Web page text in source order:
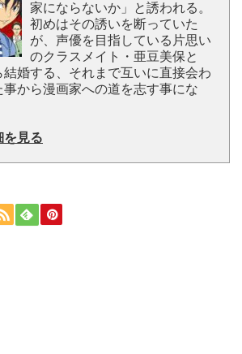
家にならないか」と誘われる。
初めはその誘いを断っていた
が、声優を目指している片思い
のクラスメイト・亜豆美保と
結婚する、それまで互いに直接会わ
から漫画家への道を志す事にな
を見る